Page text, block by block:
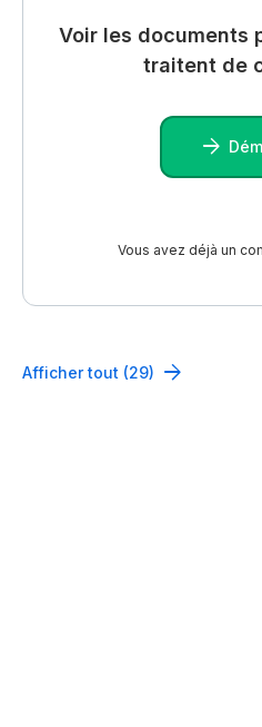
Voir les documents
traitent de
Vous avez déjà un
Afficher tout (29)